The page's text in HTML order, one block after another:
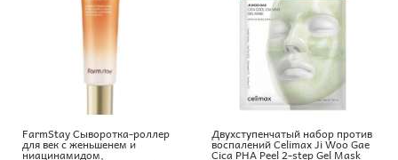
FarmStay Сыворотка-роллер
для век с женьшенем и
ниацинамидом,
Двухступенчатый набор против
воспалений Celimax Ji Woo Gae
Cica PHA Peel 2-step Gel Mask